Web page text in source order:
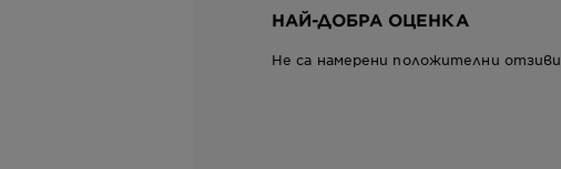
НАЙ-ДОБРА ОЦЕНКА
Не са намерени положителни отзиви